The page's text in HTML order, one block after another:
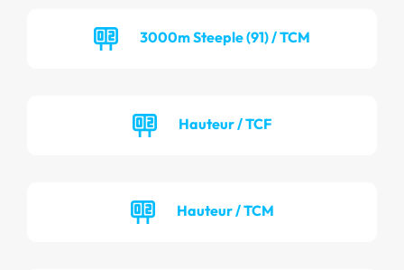
3000m Steeple (91) / TCM
Hauteur / TCF
Hauteur / TCM